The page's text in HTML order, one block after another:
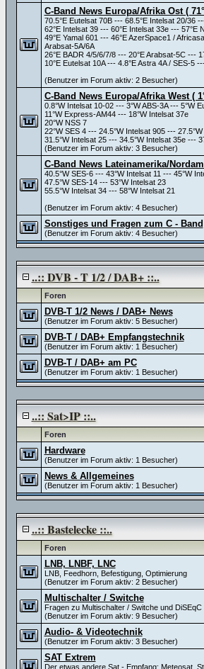
C-Band News Europa/Afrika Ost (
70.5°E Eutelsat 70B --- 68.5°E Intelsat 20/36
62°E Intelsat 39 --- 60°E Intelsat 33e --- 57°E
49°E Yamal 601 --- 46°E AzerSpace1 /
Arabsat-5A/6A
26°E BADR 4/5/6/7/8 --- 20°E Arabsat-5C ---
10°E Eutelsat 10A --- 4.8°E Astra 4A / SES-5
(Benutzer im Forum aktiv: 2 Besucher)
C-Band News Europa/Afrika West (
0.8°W Intelsat 10-02 --- 3°W ABS-3A --- 5°W
11°W Express-AM44 --- 18°W Intelsat 37e
20°W NSS 7
22°W SES 4 --- 24.5°W Intelsat 905 ---
31.5°W Intelsat 25 --- 34.5°W Intelsat 35e ---
(Benutzer im Forum aktiv: 3 Besucher)
C-Band News Lateinamerika/
40.5°W SES-6 --- 43°W Intelsat 11 --- 45°W
47.5°W SES-14 --- 53°W Intelsat 23
55.5°W Intelsat 34 --- 58°W Intelsat 21
(Benutzer im Forum aktiv: 4 Besucher)
Sonstiges und Fragen zum C - Band
(Benutzer im Forum aktiv: 4 Besucher)
..:: DVB - T 1/2 / DAB+ ::..
Foren
DVB-T 1/2 News / DAB+ News
(Benutzer im Forum aktiv: 5 Besucher)
DVB-T / DAB+ Empfangstechnik
(Benutzer im Forum aktiv: 1 Besucher)
DVB-T / DAB+ am PC
(Benutzer im Forum aktiv: 1 Besucher)
..:: Sat>IP ::..
Foren
Hardware
(Benutzer im Forum aktiv: 1 Besucher)
News & Allgemeines
(Benutzer im Forum aktiv: 1 Besucher)
..:: Bastelecke ::..
Foren
LNB, LNBF, LNC
LNB, Feedhorn, Befestigung, Optimierung
(Benutzer im Forum aktiv: 2 Besucher)
Multischalter / Switche
Fragen zu Multischalter / Switche und DiSEqC
(Benutzer im Forum aktiv: 9 Besucher)
Audio- & Videotechnik
(Benutzer im Forum aktiv: 3 Besucher)
SAT Extrem
Der etwas andere Sat - Empfang: Meteosat,